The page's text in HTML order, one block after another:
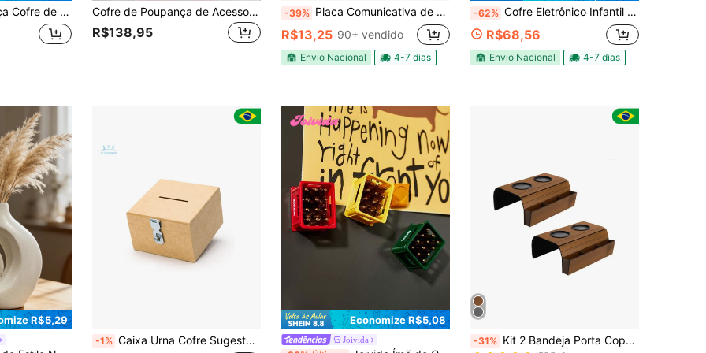
para Economias, Caixa de Dinheiro Decorativa de Madeira com 26 Letras em Inglês, Presente Elegante e da Moda para Feriados, Aniversário, Formatura Cofre de Poupança de Acesso Automático ATM, Cofre de Poupança com Senha e Voz Real Inteligente, Presentes Perfeitos para Natal, Halloween, Ação de Graças, Aniversário, Formatura
R$138,95
-39% Placa Comunicativa de aberto e fechado para porta de vidro de lojas 30x10
R$13,25 90+ vendido
Envio Nacional 4-7 dias
-62% Cofre Eletrônico Infantil com Senha Digital Entrada de Notas e Moedas - fofo e divertido
R$68,56
Envio Nacional 4-7 dias
R$5,29
-1% Caixa Urna Cofre Sugestões Com Fecho Para Cadeado Mdf Cru
Economize R$5,08
Joivida
#2 Mais Vendido -31% Kit 2 Bandeja Porta Copo Com Porta Controle Esteira Para Braço de Sofá Caramelo Marrom
Quase esgotado!
(500+)